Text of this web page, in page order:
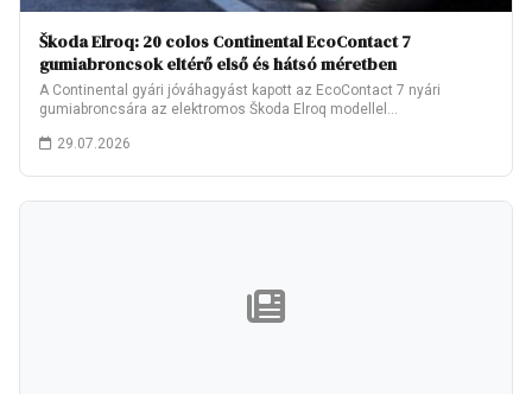
Škoda Elroq: 20 colos Continental EcoContact 7
gumiabroncsok eltérő első és hátsó méretben
A Continental gyári jóváhagyást kapott az EcoContact 7 nyári
gumiabroncsára az elektromos Škoda Elroq modellel…
29.07.2026